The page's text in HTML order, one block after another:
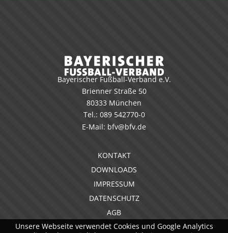
Bayerischer Fußball-Verband e.V.
Brienner Straße 50
80333 München
Tel.: 089 542770-0
E-Mail: bfv@bfv.de
KONTAKT
DOWNLOADS
IMPRESSUM
DATENSCHUTZ
AGB
Unsere Webseite verwendet Cookies und Google Analytics